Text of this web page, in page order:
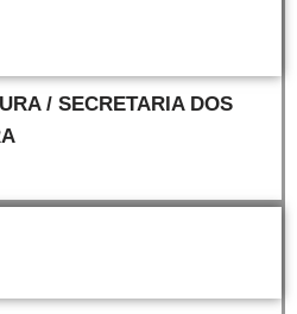
/ SECRETARIA DOS